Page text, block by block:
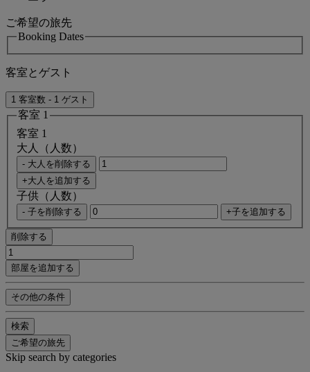
ご希望の旅先
Booking Dates
客室とゲスト
1 客室数 - 1 ゲスト
客室 1
客室 1
大人（人数）
- 大人を削除する
+大人を追加する
子供（人数）
- 子を削除する +子を追加する
削除する
部屋を追加する
その他の条件
検索
ご希望の旅先
Skip search by categories